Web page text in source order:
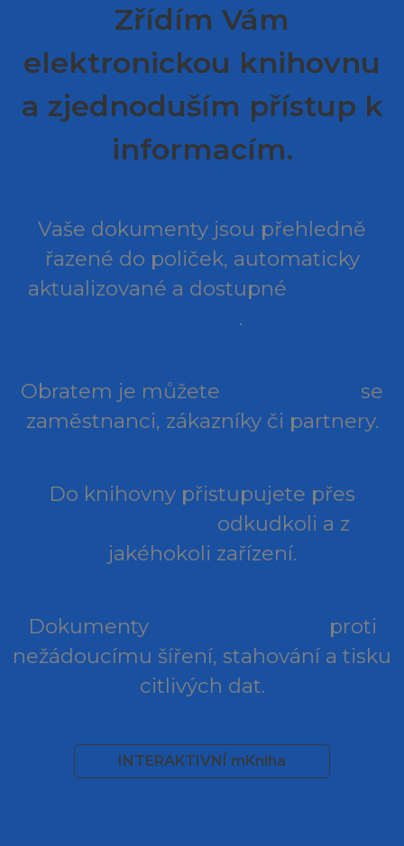
Zřídím Vám
elektronickou knihovnu
a zjednoduším přístup k
informacím.
Vaše dokumenty jsou přehledně
řazené do poliček, automaticky
aktualizované a dostupné
.
Obratem je můžete
se
zaměstnanci, zákazníky či partnery.
Do knihovny přistupujete přes
odkudkoli a z
jakéhokoli zařízení.
Dokumenty
proti
nežádoucímu šíření, stahování a tisku
citlivých dat.
INTERAKTIVNÍ mKniha